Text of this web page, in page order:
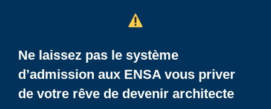
Ne laissez pas le système
d’admission aux ENSA vous priver
de votre rêve de devenir architecte